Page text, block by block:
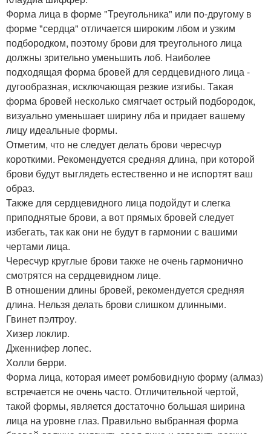
Форма лица в форме "Треугольника" или по-другому в
форме "сердца" отличается широким лбом и узким
подбородком, поэтому брови для треугольного лица
должны зрительно уменьшить лоб. Наиболее
подходящая форма бровей для сердцевидного лица -
дугообразная, исключающая резкие изгибы. Такая
форма бровей несколько смягчает острый подбородок,
визуально уменьшает ширину лба и придает вашему
лицу идеальные формы.
Отметим, что не следует делать брови чересчур
короткими. Рекомендуется средняя длина, при которой
брови будут выглядеть естественно и не испортят ваш
образ.
Также для сердцевидного лица подойдут и слегка
приподнятые брови, а вот прямых бровей следует
избегать, так как они не будут в гармонии с вашими
чертами лица.
Чересчур круглые брови также не очень гармонично
смотрятся на сердцевидном лице.
В отношении длины бровей, рекомендуется средняя
длина. Нельзя делать брови слишком длинными.
Гвинет пэлтроу.
Хизер локлир.
Дженнифер лопес.
Холли берри.
Форма лица, которая имеет ромбовидную форму (алмаз)
встречается не очень часто. Отличительной чертой,
такой формы, является достаточно большая ширина
лица на уровне глаз. Правильно выбранная форма